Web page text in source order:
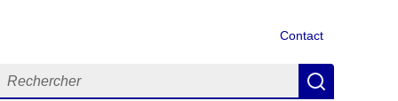
Contact
Rechercher